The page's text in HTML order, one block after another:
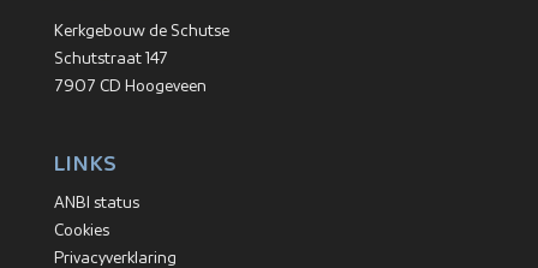
Kerkgebouw de Schutse
Schutstraat 147
7907 CD Hoogeveen
LINKS
ANBI status
Cookies
Privacyverklaring